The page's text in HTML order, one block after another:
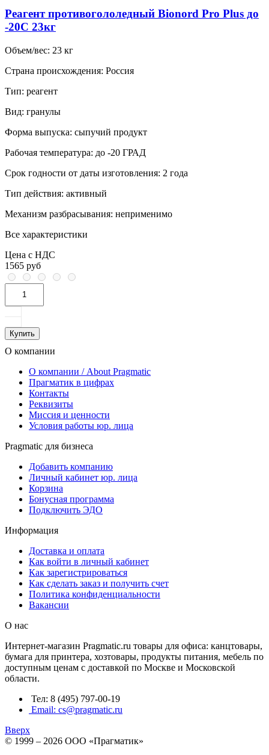
Реагент противогололедный Bionord Pro Plus до
-20С 23кг
Объем/вес: 23 кг
Страна происхождения: Россия
Тип: реагент
Вид: гранулы
Форма выпуска: сыпучий продукт
Рабочая температура: до -20 ГРАД
Срок годности от даты изготовления: 2 года
Тип действия: активный
Механизм разбрасывания: неприменимо
Все характеристики
Цена с НДС
1565 руб
Купить
О компании
О компании / About Pragmatic
Прагматик в цифрах
Контакты
Реквизиты
Миссия и ценности
Условия работы юр. лица
Pragmatic для бизнеса
Добавить компанию
Личный кабинет юр. лица
Корзина
Бонусная программа
Подключить ЭДО
Информация
Доставка и оплата
Как войти в личный кабинет
Как зарегистрироваться
Как сделать заказ и получить счет
Политика конфиденциальности
Вакансии
О нас
Интернет-магазин Pragmatic.ru товары для офиса: канцтовары,
бумага для принтера, хозтовары, продукты питания, мебель по
доступным ценам с доставкой по Москве и Московской
области.
Тел: 8 (495) 797-00-19
Email: cs@pragmatic.ru
Вверх
© 1999 – 2026 ООО «Прагматик»